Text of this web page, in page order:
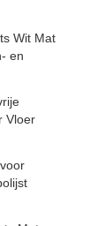
Wit Mat
en
Vloer